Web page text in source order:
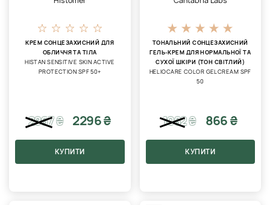
КРЕМ СОНЦЕЗАХИСНИЙ ДЛЯ
ОБЛИЧЧЯ ТА ТІЛА
HISTAN SENSITIVE SKIN ACTIVE
PROTECTION SPF 50+
2967₴ 2296 ₴
КУПИТИ
ТОНАЛЬНИЙ СОНЦЕЗАХИСНИЙ
ГЕЛЬ-КРЕМ ДЛЯ НОРМАЛЬНОЇ ТА
СУХОЇ ШКІРИ (ТОН СВІТЛИЙ)
HELIOCARE COLOR GELCREAM SPF
50
1082₴ 866 ₴
КУПИТИ